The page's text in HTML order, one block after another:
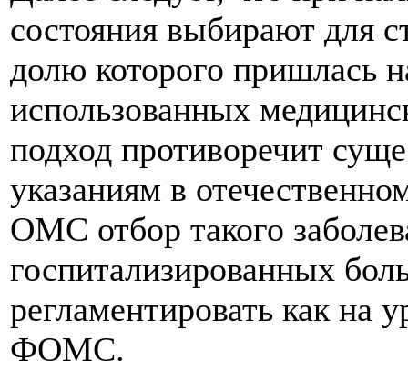
состояния выбирают для
долю которого пришлась
использованных
подход противоречит
указаниям в
ОМС отбор такого
госпитализированных
регламентировать как на
ФОМС.